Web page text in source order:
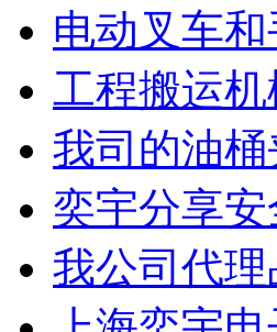
电动叉车
工程搬运
我司的油
奕宇分享
我公司代